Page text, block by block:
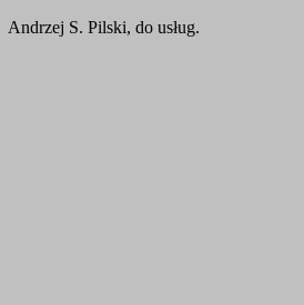
Andrzej S. Pilski, do usług.